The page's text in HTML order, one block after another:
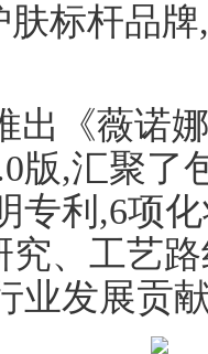
标杆品
出《薇诺
版,汇聚了
专利,6项
、工艺
业发展贡